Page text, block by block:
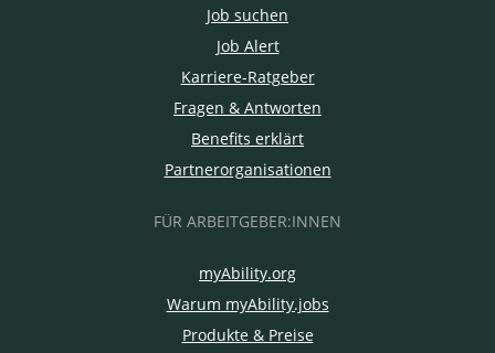
Job suchen
Job Alert
Karriere-Ratgeber
Fragen & Antworten
Benefits erklärt
Partnerorganisationen
FÜR ARBEITGEBER:INNEN
myAbility.org
Warum myAbility.jobs
Produkte & Preise